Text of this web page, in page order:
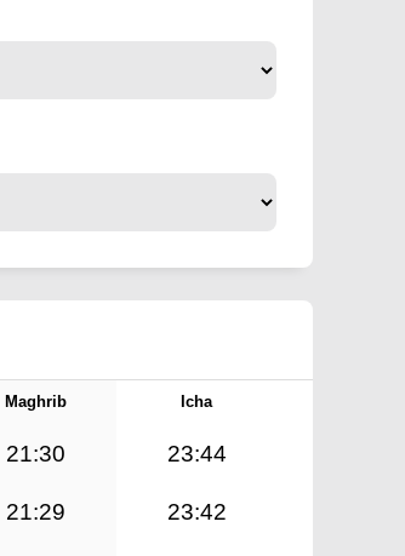
Maghrib Icha
21:30 23:44
21:29 23:42